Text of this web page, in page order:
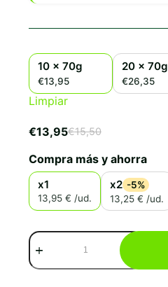
10 x 70g
€13,95
20 x 70g
€26,35
Limpiar
€15,50
El
precio
original
€15,50.
€13,95El
precio
actual
€13,95.
Compra más y ahorra
x1
13,95 € /ud.
x2 -5%
13,25 € /ud.
Leonardo
Pulled
Beef